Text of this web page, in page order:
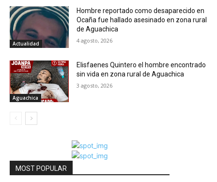
Actualidad
Hombre reportado como desaparecido en
Ocaña fue hallado asesinado en zona rural
de Aguachica
4 agosto, 2026
Aguachica
Elisfaenes Quintero el hombre encontrado
sin vida en zona rural de Aguachica
3 agosto, 2026
MOST POPULAR